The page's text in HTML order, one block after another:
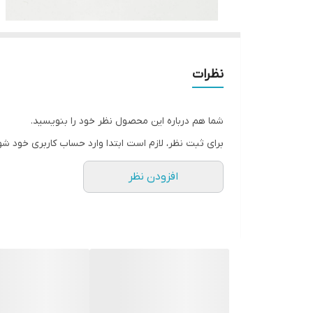
نظرات
شما هم درباره این محصول نظر خود را بنویسید.
برای ثبت نظر، لازم است ابتدا وارد حساب کاربری خود
افزودن نظر